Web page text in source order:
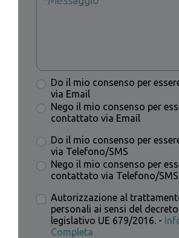
Do il mio consenso per
via Email
Nego il mio consenso per
contattato via Email
Do il mio consenso per
via Telefono/SMS
Nego il mio consenso per
contattato via Telefono/SMS
Autorizzazione al
personali ai sensi del decreto
legislativo UE 679/2016. -
Completa